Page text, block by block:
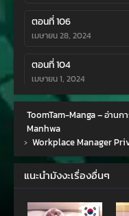
ตอนที่ 106
เมษายน 28, 2024
ตอนที่ 104
เมษายน 1, 2024
ตอนที่ 102
มีนาคม 20, 2024
ตอนที่ 100
กุมภาพันธ์ 29, 2024
กุมภาพันธ์ 10, 2024
ToomTam-Manga – อ่านก
Manhwa
› Workplace Manager
แนะนำมังงะเรื่องอื่นๆ